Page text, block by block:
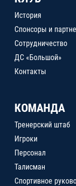
История
Спонсоры и
Сотрудничество
ДС «Большой»
Контакты
КОМАНДА
Тренерский штаб
Игроки
Персонал
Талисман
Спортивное